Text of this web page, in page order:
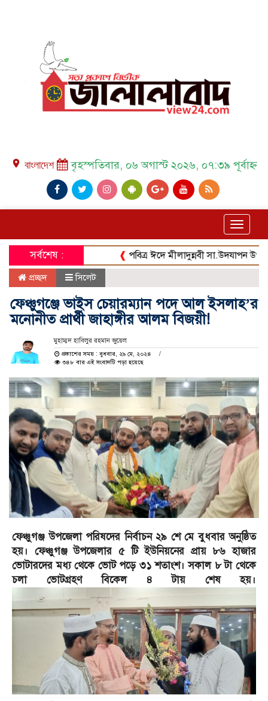
place বাংলাদেশ বৃহস্পতিবার, ০৬ অগাস্ট ২০২৬, ০৭:৩৯ পূর্বাহ্ন
Toggle
সর্বশেষ : পবিত্র ঈদে মীলাদুন্নবী সা.উদযাপন উপলক্ষে
প্রচ্ছদ সিলেট
ফেঞ্চুগঞ্জে ভাইস চেয়ারম্যান পদে আল ইসলাহ’র
মনোনীত প্রার্থী জাহাঙ্গীর আলম বিজয়ী!
মুহাম্মদ হাবিলুর রহমান জুয়েল
প্রকাশের সময় : বুধবার, ২৯ মে, ২০২৪
৩৪৮ বার এই সংবাদটি পড়া হয়েছে
ফেঞ্চুগঞ্জ উপজেলা পরিষদের নির্বাচন ২৯ শে মে বুধবার অনুষ্ঠিত
হয়। ফেঞ্চুগঞ্জ উপজেলার ৫ টি ইউনিয়নের প্রায় ৮৬ হাজার
ভোটারদের মধ্য থেকে ভোট পড়ে ৩১ শতাংশ। সকাল ৮ টা থেকে
চলা ভোটগ্রহণ বিকেল ৪ টায় শেষ হয়।